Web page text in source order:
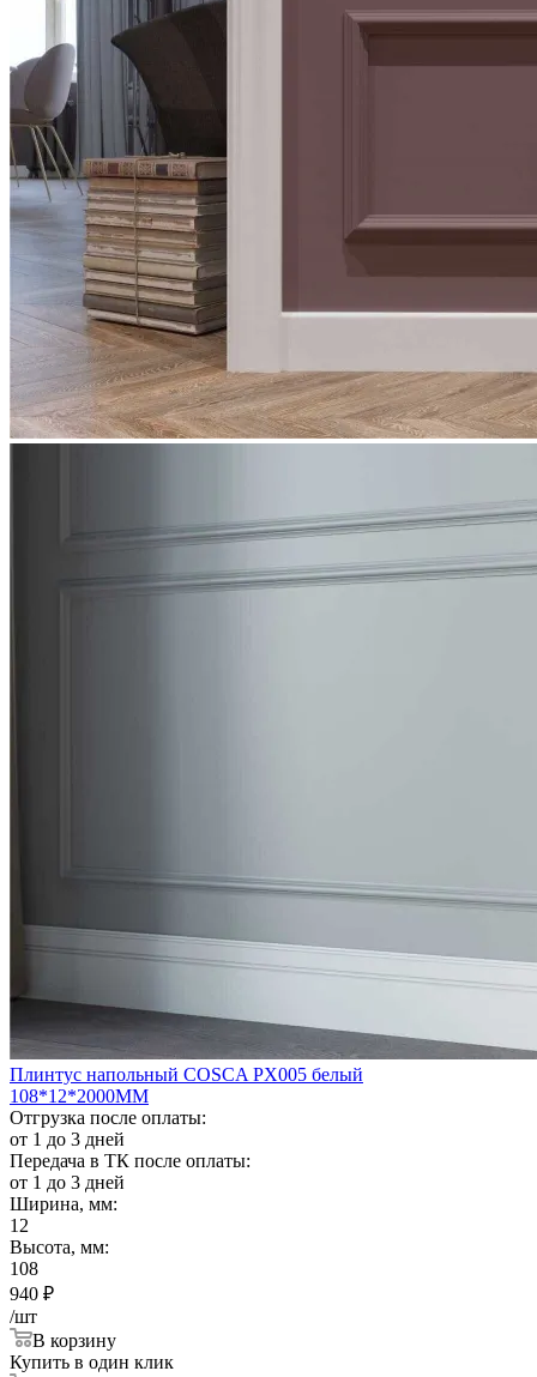
Плинтус напольный COSCA PX005 белый
108*12*2000ММ
Отгрузка после оплаты:
от 1 до 3 дней
Передача в ТК после оплаты:
от 1 до 3 дней
Ширина, мм:
12
Высота, мм:
108
940 ₽
/шт
В корзину
Купить в один клик